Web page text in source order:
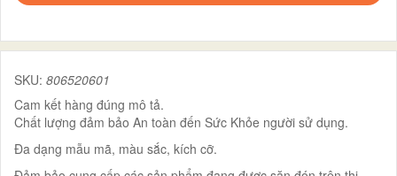
SKU: 806520601
Cam kết hàng đúng mô tả.
Chất lượng đảm bảo An toàn đến Sức Khỏe người sử dụng.
Đa dạng mẫu mã, màu sắc, kích cỡ.